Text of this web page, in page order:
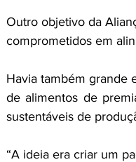
Outro objetivo da
comprometidos em
Havia também grande
de alimentos de
sustentáveis de
“A ideia era criar um